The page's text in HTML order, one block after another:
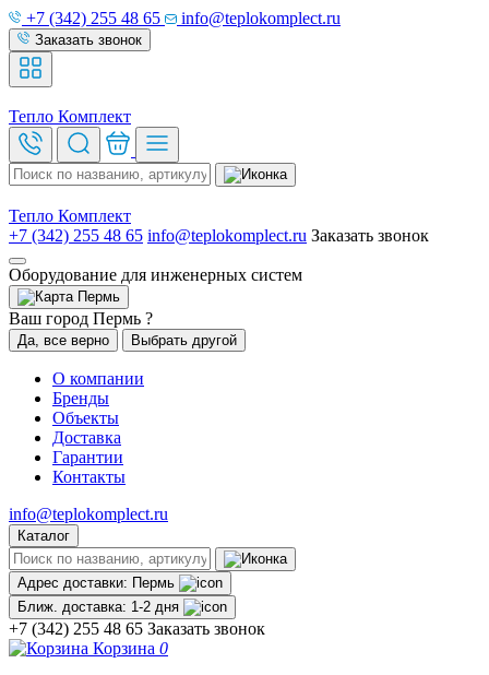
+7 (342) 255 48 65 info@teplokomplect.ru
Заказать звонок
Тепло Комплект
Тепло Комплект
+7 (342) 255 48 65 info@teplokomplect.ru Заказать звонок
Оборудование для инженерных систем
Пермь
Ваш город Пермь ?
Да, все верно Выбрать другой
О компании
Бренды
Объекты
Доставка
Гарантии
Контакты
info@teplokomplect.ru
Каталог
Адрес доставки: Пермь
Ближ. доставка: 1-2 дня
+7 (342) 255 48 65 Заказать звонок
Корзина 0